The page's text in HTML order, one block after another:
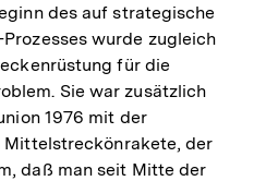
des auf strategische
wurde zugleich
für die
Sie war zusätzlich
1976 mit der
Mittelstreckönrakete, der
daß man seit Mitte der